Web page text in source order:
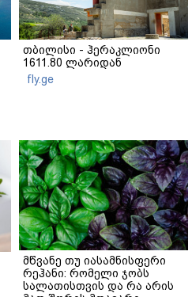
თბილისი - ჰერაკლიონი
1611.80 ლარიდან
fly.ge
მწვანე თუ იასამნისფერი
რეჰანი: რომელი ჯობს
სალათისთვის და რა არის